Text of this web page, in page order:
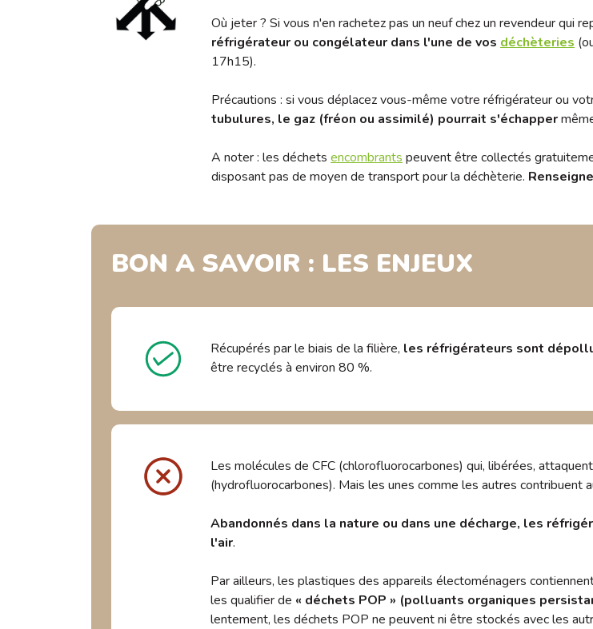
Où jeter ? Si vous n'en rachetez pas un neuf chez un revendeur qui
réfrigérateur ou congélateur dans l'une de vos déchèteries
17h15).
Précautions : si vous déplacez vous-même votre réfrigérateur ou
tubulures, le gaz (fréon ou assimilé) pourrait s'échapper
A noter : les déchets encombrants peuvent être collectés
disposant pas de moyen de transport pour la déchèterie.
BON A SAVOIR : LES ENJEUX
Récupérés par le biais de la filière, les réfrigérateurs sont
être recyclés à environ 80 %.
Les molécules de CFC (chlorofluorocarbones) qui, libérées,
(hydrofluorocarbones). Mais les unes comme les autres contribuent
Abandonnés dans la nature ou dans une décharge, les
l'air.
Par ailleurs, les plastiques des appareils électoménagers
les qualifier de « déchets POP » (polluants organiques
lentement, les déchets POP ne peuvent ni être stockés avec les